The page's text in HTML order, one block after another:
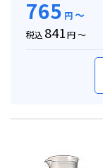
765 円～
税込 841円 ～